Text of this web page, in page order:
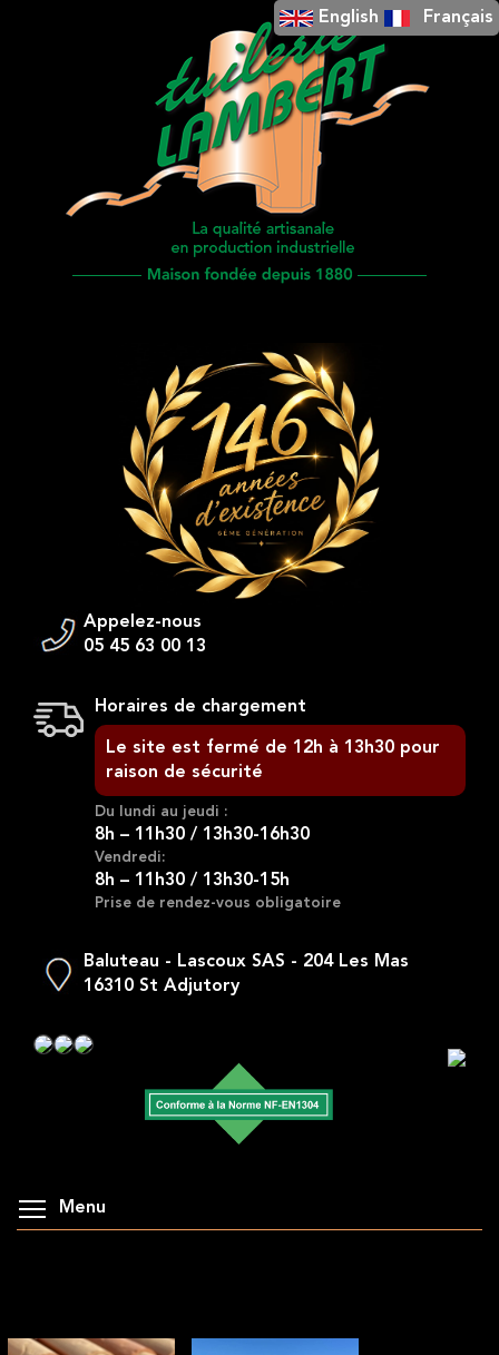
Appelez-nous
05 45 63 00 13
Horaires de chargement
Le site est fermé de 12h à 13h30 pour
raison de sécurité
Du lundi au jeudi :
8h – 11h30 / 13h30-16h30
Vendredi:
8h – 11h30 / 13h30-15h
Prise de rendez-vous obligatoire
Baluteau - Lascoux SAS - 204 Les Mas
16310 St Adjutory
Menu
English Français